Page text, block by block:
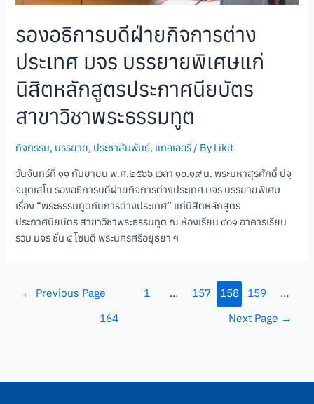
รองอธิการบดีฝ่ายกิจการต่าง
ประเทศ มจร บรรยายพิเศษแก่
นิสิตหลักสูตรประกาศนียบัตร
สาขาวิชาพระธรรมทูต
กิจกรรม, บรรยาย, ประชาสัมพันธ์, แกลเลอรี่ / By Likit
วันจันทร์ที่ ๑๑ กันยายน พ.ศ.๒๕๖๖ เวลา ๑๐.๑๙ น. พระมหาสุรศักดิ์ ปจฺ
จนฺตเสโน รองอธิการบดีฝ่ายกิจการต่างประเทศ มจร บรรยายพิเศษ
เรื่อง “พระธรรมทูตกับการต่างประเทศ” แก่นิสิตหลักสูตร
ประกาศนียบัตร สาขาวิชาพระธรรมทูต ณ ห้องเรียน ๔๐๑ อาคารเรียน
รวม มจร ชั้น ๔ โซนดี พระนครศรีอยุธยา ฯ
← Previous Page 1 … 157 158 159
…
164
Next Page →